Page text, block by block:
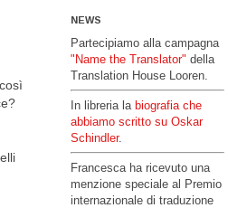
NEWS
Partecipiamo alla campagna
"Name the Translator" della
Translation House Looren.
In libreria la biografia che
abbiamo scritto su Oskar
Schindler.
Francesca ha ricevuto una
menzione speciale al Premio
internazionale di traduzione